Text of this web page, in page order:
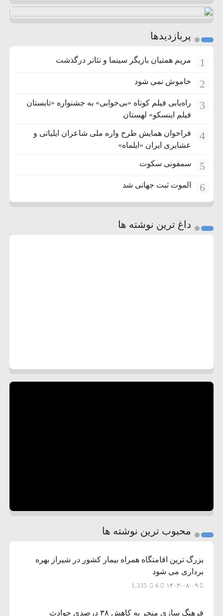
پربازدیدها
1 مریم همتیان بازیگر سینما و تئاتر درگذشت
2 خاموش نمی شود
3
راه‌یابی فیلم کوتاه «بی‌خوابی» به جشنواره «تابستان
فیلم اینسکو» لهستان
4
فراخوان همایش طرح واره ملی شاعران ایلیاتی و
عشایری ایران «ایلماه»
5 سمفونی سکوت
6 الموت ثبت جهانی شد
داغ ترین نوشته ها
محبوب ترین نوشته ها
بزرگ ترین اقامتگاه همراه بیمار کشور در شیراز بهره
برداری می شود
۱۴۰۳-۰۸-۰۹ 1,335
فرهنگ سازی منجر به کاهش ۳۸ درصدی حوادث